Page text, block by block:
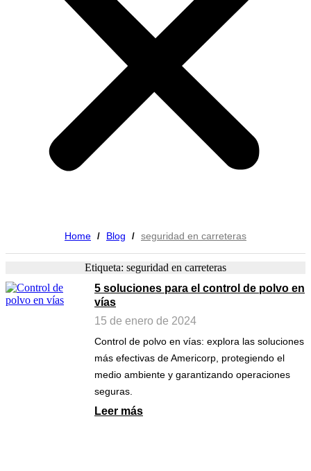
Home / Blog / seguridad en carreteras
Etiqueta: seguridad en carreteras
5 soluciones para el control de polvo en
vías
15 de enero de 2024
Control de polvo en vías: explora las soluciones
más efectivas de Americorp, protegiendo el
medio ambiente y garantizando operaciones
seguras.
Leer más